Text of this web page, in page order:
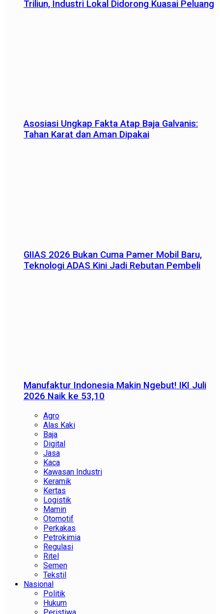
Triliun, Industri Lokal Didorong Kuasai Peluang
Asosiasi Ungkap Fakta Atap Baja Galvanis:
Tahan Karat dan Aman Dipakai
GIIAS 2026 Bukan Cuma Pamer Mobil Baru,
Teknologi ADAS Kini Jadi Rebutan Pembeli
Manufaktur Indonesia Makin Ngebut! IKI Juli
2026 Naik ke 53,10
Agro
Alas Kaki
Baja
Digital
Jasa
Kaca
Kawasan Industri
Keramik
Kertas
Logistik
Mamin
Otomotif
Perkakas
Petrokimia
Regulasi
Ritel
Semen
Tekstil
Nasional
Politik
Hukum